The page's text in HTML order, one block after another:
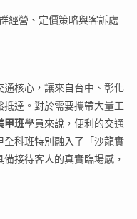
經營、定價策略與客訴處
核心，讓來自台中、彰化
達。對於需要攜帶大量工
甲班學員來說，便利的交通
科班特別融入了「沙龍實
接待客人的真實臨場感，